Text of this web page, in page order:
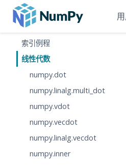
函数式编程
输入和输出
索引例程
线性代数
numpy.dot
numpy.linalg.multi_dot
numpy.vdot
numpy.vecdot
numpy.linalg.vecdot
numpy.inner